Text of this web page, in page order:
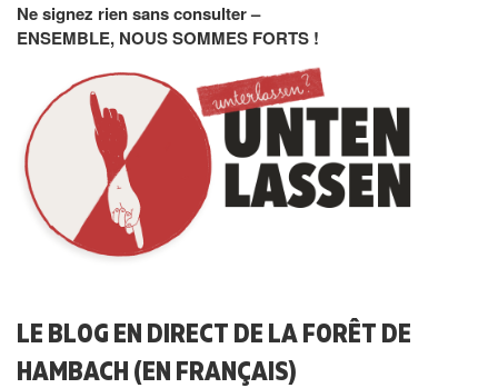
Ne signez rien sans consulter –
ENSEMBLE, NOUS SOMMES FORTS !
LE BLOG EN DIRECT DE LA FORÊT DE
HAMBACH (EN FRANÇAIS)